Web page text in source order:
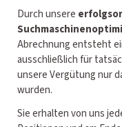
Durch unsere
Abrechnung entsteht
ausschließlich für
unsere Vergütung nur
wurden.
Sie erhalten von uns